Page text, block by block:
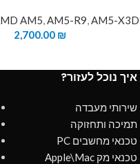
AM5,AM5-R9,AM5-X3D
2,700.00 ₪
איך נוכל לעזור?
שירותי מעבדה
תמיכה ותחזוקה
טכנאי מחשבים PC
טכנאי מק Apple\Mac